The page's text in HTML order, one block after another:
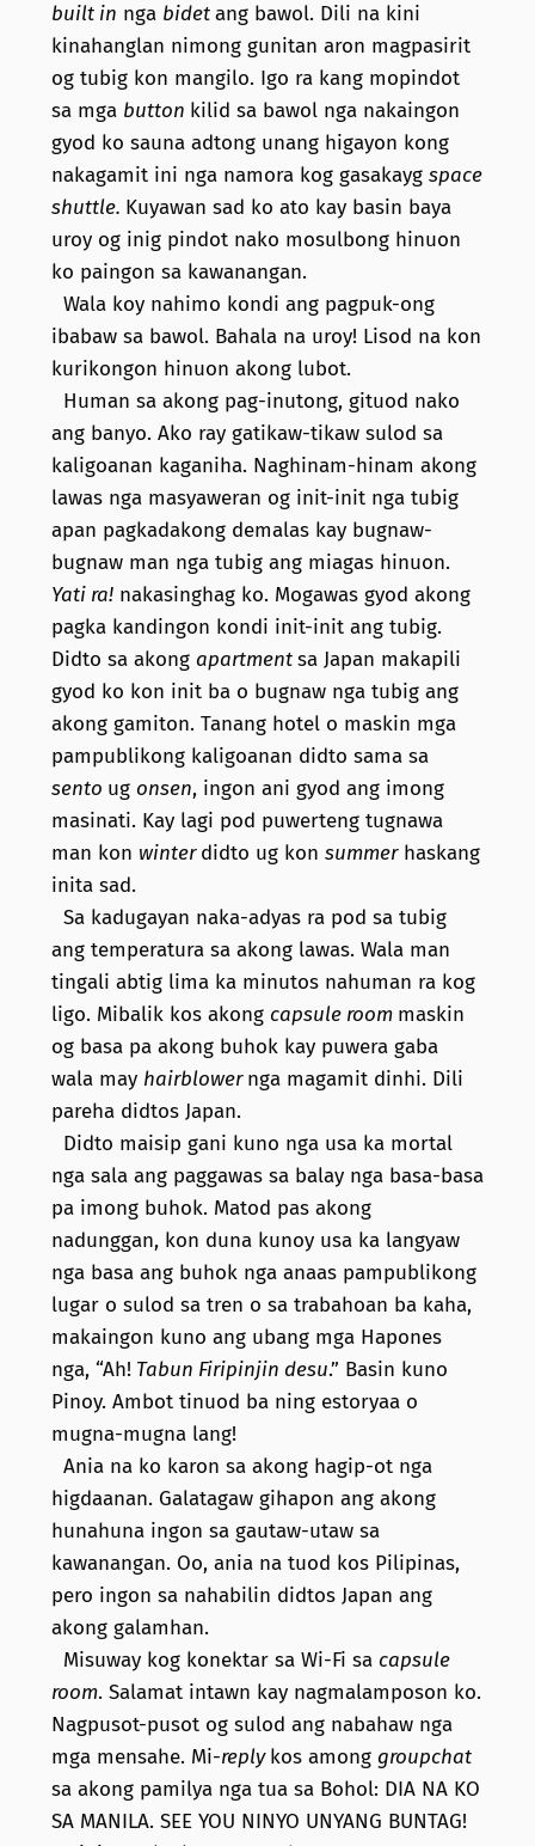
built in nga bidetang bawol. Dili na kini
kinahanglan nimong gunitan aron magpasirit
og tubig kon mangilo. Igo ra kang mopindot
sa mga button kilid sa bawol nga nakaingon
gyod ko sauna adtong unang higayon kong
nakagamit ini nga namora kog gasakayg space
shuttle. Kuyawan sad ko ato kay basin baya
uroy og inig pindot nako mosulbong hinuon
ko paingon sa kawanangan.
Wala koy nahimo kondi ang pagpuk-ong
ibabaw sa bawol. Bahala na uroy! Lisod na kon
kurikongon hinuon akong lubot.
Human sa akong pag-inutong, gituod nako
ang banyo. Ako ray gatikaw-tikaw sulod sa
kaligoanan kaganiha. Naghinam-hinam akong
lawas nga masyaweran og init-init nga tubig
apan pagkadakong demalas kay bugnaw-
bugnaw man nga tubig ang miagas hinuon.
Yati ra!nakasinghag ko. Mogawas gyod akong
pagka kandingon kondi init-init ang tubig.
Didto sa akong apartmentsa Japan makapili
gyod ko kon init ba o bugnaw nga tubig ang
akong gamiton. Tanang hotel o maskin mga
pampublikong kaligoanan didto sama sa
sento ug onsen, ingon ani gyod ang imong
masinati. Kay lagi pod puwerteng tugnawa
man kon winterdidto ug kon summerhaskang
inita sad.
Sa kadugayan naka-adyas ra pod sa tubig
ang temperatura sa akong lawas. Wala man
tingali abtig lima ka minutos nahuman ra kog
ligo. Mibalik kos akong capsule room maskin
og basa pa akong buhok kay puwera gaba
wala may hairblowernga magamit dinhi. Dili
pareha didtos Japan.
Didto maisip gani kuno nga usa ka mortal
nga sala ang paggawas sa balay nga basa-basa
pa imong buhok. Matod pas akong
nadunggan, kon duna kunoy usa ka langyaw
nga basa ang buhok nga anaas pampublikong
lugar o sulod sa tren o sa trabahoan ba kaha,
makaingon kuno ang ubang mga Hapones
nga, “Ah!Tabun Firipinjin desu.” Basin kuno
Pinoy. Ambot tinuod ba ning estoryaa o
mugna-mugna lang!
Ania na ko karon sa akong hagip-ot nga
higdaanan. Galatagaw gihapon ang akong
hunahuna ingon sa gautaw-utaw sa
kawanangan. Oo, ania na tuod kos Pilipinas,
pero ingon sa nahabilin didtos Japan ang
akong galamhan.
Misuway kog konektar sa Wi-Fi sa capsule
room. Salamat intawn kay nagmalamposon ko.
Nagpusot-pusot og sulod ang nabahaw nga
mga mensahe. Mi-replykos among groupchat
sa akong pamilya nga tua sa Bohol: DIA NA KO
SA MANILA. SEE YOU NINYO UNYANG BUNTAG!